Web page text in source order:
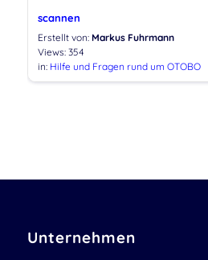
scannen
Erstellt von: Markus Fuhrmann
Views: 354
in: Hilfe und Fragen rund um OTOBO
Unternehmen